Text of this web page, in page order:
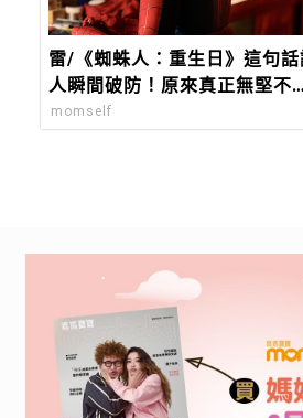
雷/《蜘蛛人：重生日》這句話
人瞬間破防！原來真正無堅不摧
的，是曾被深愛過的孩子
momself